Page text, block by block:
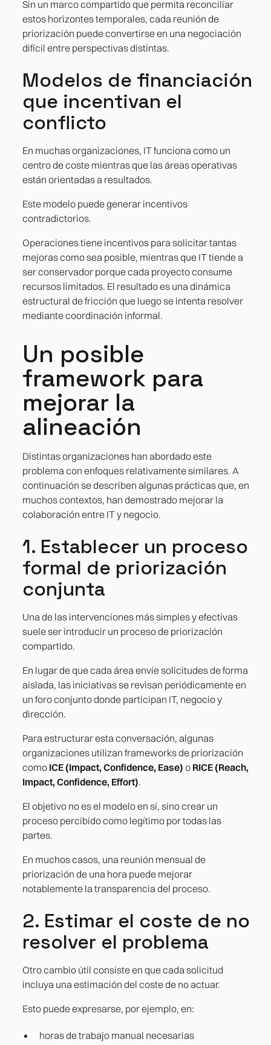
Sin un marco compartido que permita reconciliar
estos horizontes temporales, cada reunión de
priorización puede convertirse en una negociación
difícil entre perspectivas distintas.
Modelos de financiación
que incentivan el
conflicto
En muchas organizaciones, IT funciona como un
centro de coste mientras que las áreas operativas
están orientadas a resultados.
Este modelo puede generar incentivos
contradictorios.
Operaciones tiene incentivos para solicitar tantas
mejoras como sea posible, mientras que IT tiende a
ser conservador porque cada proyecto consume
recursos limitados. El resultado es una dinámica
estructural de fricción que luego se intenta resolver
mediante coordinación informal.
Un posible
framework para
mejorar la
alineación
Distintas organizaciones han abordado este
problema con enfoques relativamente similares. A
continuación se describen algunas prácticas que, en
muchos contextos, han demostrado mejorar la
colaboración entre IT y negocio.
1. Establecer un proceso
formal de priorización
conjunta
Una de las intervenciones más simples y efectivas
suele ser introducir un proceso de priorización
compartido.
En lugar de que cada área envíe solicitudes de forma
aislada, las iniciativas se revisan periódicamente en
un foro conjunto donde participan IT, negocio y
dirección.
Para estructurar esta conversación, algunas
organizaciones utilizan frameworks de priorización
como ICE (Impact, Confidence, Ease) o RICE (Reach,
Impact, Confidence, Effort).
El objetivo no es el modelo en sí, sino crear un
proceso percibido como legítimo por todas las
partes.
En muchos casos, una reunión mensual de
priorización de una hora puede mejorar
notablemente la transparencia del proceso.
2. Estimar el coste de no
resolver el problema
Otro cambio útil consiste en que cada solicitud
incluya una estimación del coste de no actuar.
Esto puede expresarse, por ejemplo, en:
horas de trabajo manual necesarias